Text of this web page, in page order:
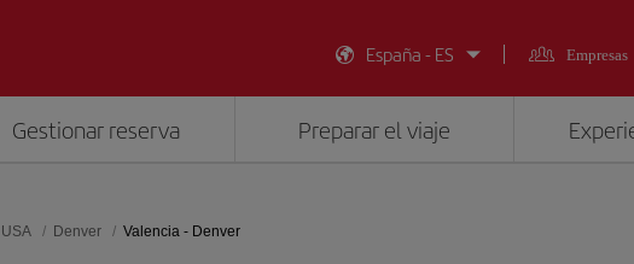
España - ES
Empresas
Gestionar reserva Preparar el viaje
USA Denver Valencia - Denver